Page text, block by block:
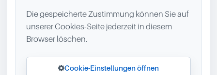
Die gespeicherte Zustimmung können Sie auf
unserer Cookies-Seite jederzeit in diesem
Browser löschen.
Cookie-Einstellungen öffnen